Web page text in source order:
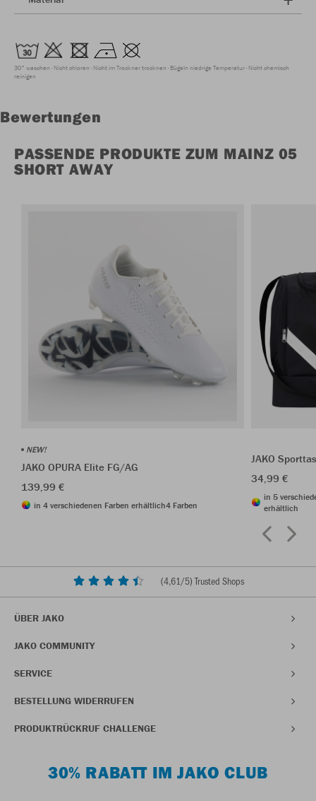
30° waschen Nicht chloren Nicht im Trockner trocknen Bügeln niedrige Temperatur Nicht chemisch
reinigen
Bewertungen
PASSENDE PRODUKTE ZUM MAINZ 05
SHORT AWAY
NEW!
JAKO OPURA Elite FG/AG
139,99 €
in 4 verschiedenen Farben erhältlich4 Farben
JAKO
34,99 €
in 5
erhältlich
(4,61/5) Trusted Shops
ÜBER JAKO
JAKO COMMUNITY
SERVICE
BESTELLUNG WIDERRUFEN
PRODUKTRÜCKRUF CHALLENGE
30% RABATT IM JAKO CLUB